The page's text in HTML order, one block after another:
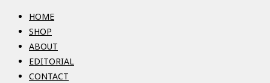
HOME
SHOP
ABOUT
EDITORIAL
CONTACT